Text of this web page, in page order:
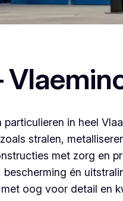
in heel
stralen,
met zorg en
én
oog voor detail en